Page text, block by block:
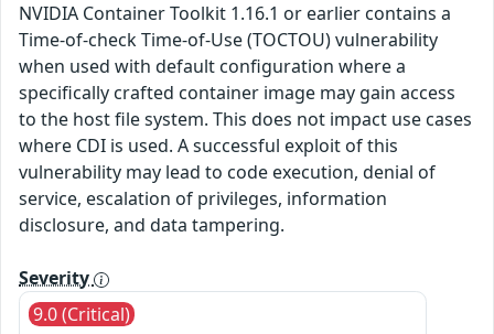
NVIDIA Container Toolkit 1.16.1 or earlier contains a
Time-of-check Time-of-Use (TOCTOU) vulnerability
when used with default configuration where a
specifically crafted container image may gain access
to the host file system. This does not impact use cases
where CDI is used. A successful exploit of this
vulnerability may lead to code execution, denial of
service, escalation of privileges, information
disclosure, and data tampering.
Severity
9.0 (Critical)